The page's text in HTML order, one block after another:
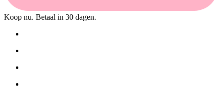
Koop nu. Betaal in 30 dagen.